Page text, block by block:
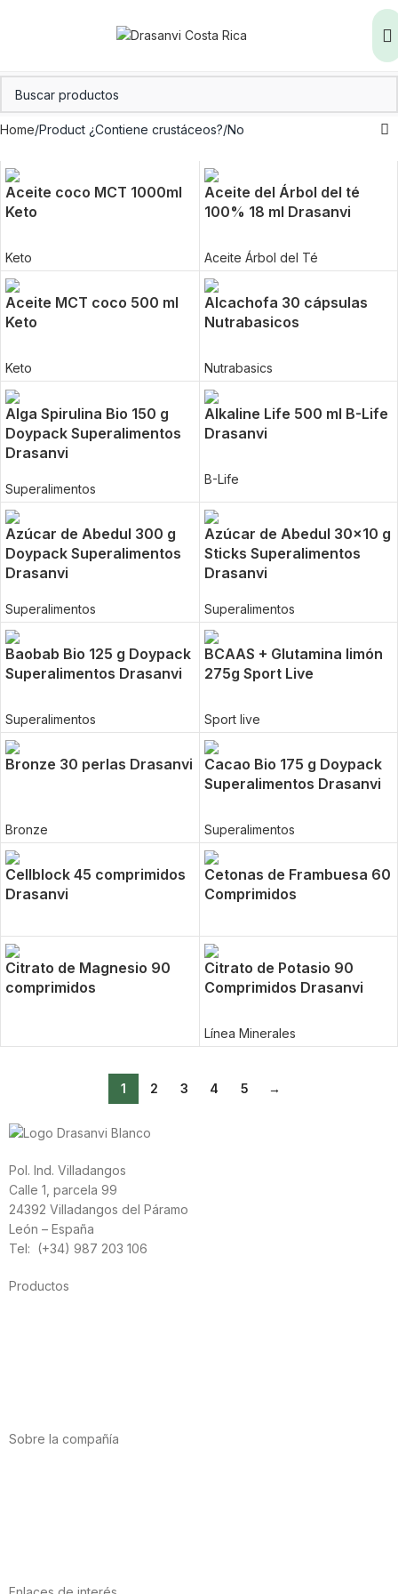
Home Product ¿Contiene crustáceos? No
Aceite coco MCT 1000ml
Keto
Keto
Aceite del Árbol del té
100% 18 ml Drasanvi
Aceite Árbol del Té
Aceite MCT coco 500 ml
Keto
Keto
Alcachofa 30 cápsulas
Nutrabasicos
Nutrabasics
Alga Spirulina Bio 150 g
Doypack Superalimentos
Drasanvi
Superalimentos
Alkaline Life 500 ml B-Life
Drasanvi
B-Life
Azúcar de Abedul 300 g
Doypack Superalimentos
Drasanvi
Superalimentos
Azúcar de Abedul 30×10 g
Sticks Superalimentos
Drasanvi
Superalimentos
Baobab Bio 125 g Doypack
Superalimentos Drasanvi
Superalimentos
BCAAS + Glutamina limón
275g Sport Live
Sport live
Bronze 30 perlas Drasanvi
Bronze
Cacao Bio 175 g Doypack
Superalimentos Drasanvi
Superalimentos
Cellblock 45 comprimidos
Drasanvi
Cetonas de Frambuesa 60
Comprimidos
Citrato de Magnesio 90
comprimidos
Citrato de Potasio 90
Comprimidos Drasanvi
Línea Minerales
1 2 3 4 5 →
Pol. Ind. Villadangos
Calle 1, parcela 99
24392 Villadangos del Páramo
León – España
Tel: (+34) 987 203 106
Productos
Sobre la compañía